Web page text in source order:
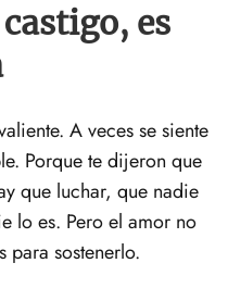
es
A veces se siente
Porque te dijeron que
que luchar, que nadie
lo es. Pero el amor no
para sostenerlo.